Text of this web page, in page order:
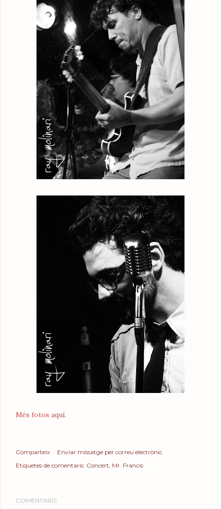
Més fotos aquí.
Comparteix
Enviar missatge per correu electrònic
Etiquetes de comentaris: Concert Mr. Francis
COMENTARIS